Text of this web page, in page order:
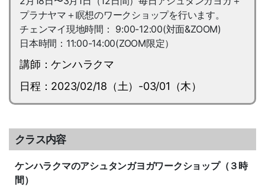
プラナヤマ＋瞑想のワークショップを行います。
チェンマイ現地時間： 9:00-12:00(対面&ZOOM)
日本時間：11:00-14:00(ZOOM限定）
講師：ケンハラクマ
日程：2023/02/18（土）-03/01（木）
クラス内容
ケンハラクマのアシュタンガヨガワークショップ（３時
間）